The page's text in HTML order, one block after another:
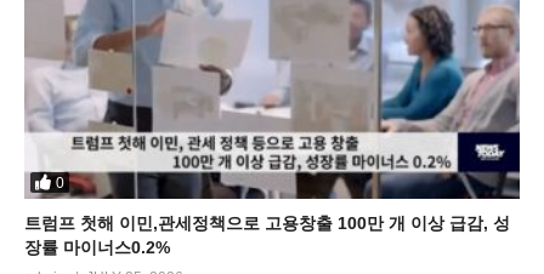
0
트럼프 첫해 이민,관세정책으로 고용창출 100만 개 이상 급감, 성
장률 마이너스0.2%